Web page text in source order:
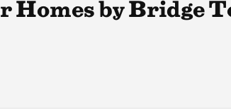
by Bridge